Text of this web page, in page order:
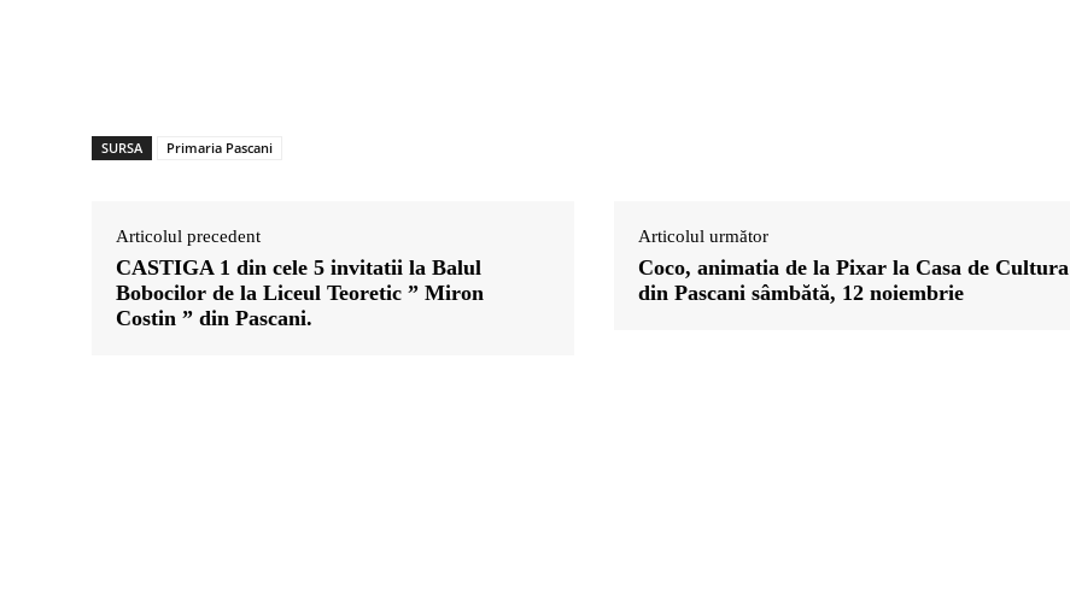
SURSA Primaria Pascani
Articolul precedent
CASTIGA 1 din cele 5 invitatii la Balul
Bobocilor de la Liceul Teoretic ” Miron
Costin ” din Pascani.
Articolul următor
Coco, animatia de la Pixar la Casa de Cultura
din Pascani sâmbătă, 12 noiembrie